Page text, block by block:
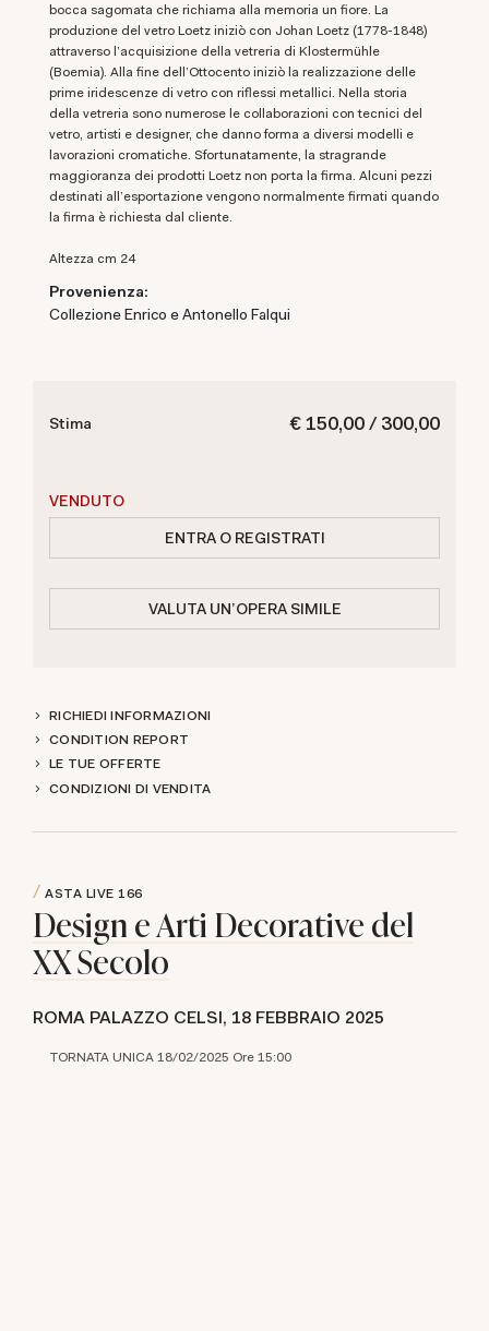
bocca sagomata che richiama alla memoria un fiore. La
produzione del vetro Loetz iniziò con Johan Loetz (1778-1848)
attraverso l'acquisizione della vetreria di Klostermühle
(Boemia). Alla fine dell'Ottocento iniziò la realizzazione delle
prime iridescenze di vetro con riflessi metallici. Nella storia
della vetreria sono numerose le collaborazioni con tecnici del
vetro, artisti e designer, che danno forma a diversi modelli e
lavorazioni cromatiche. Sfortunatamente, la stragrande
maggioranza dei prodotti Loetz non porta la firma. Alcuni pezzi
destinati all'esportazione vengono normalmente firmati quando
la firma è richiesta dal cliente.
altezza cm 24
Provenienza:
Collezione Enrico e Antonello Falqui
€ 150,00 / 300,00
Stima
VENDUTO
ENTRA O REGISTRATI
VALUTA UN'OPERA SIMILE
RICHIEDI INFORMAZIONI
CONDITION REPORT
LE TUE OFFERTE
CONDIZIONI DI VENDITA
ASTA LIVE 166
Design e Arti Decorative del
XX Secolo
ROMA PALAZZO CELSI, 18 FEBBRAIO 2025
TORNATA UNICA 18/02/2025 Ore 15:00